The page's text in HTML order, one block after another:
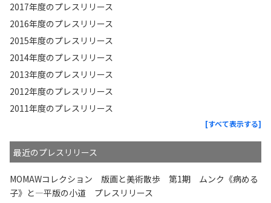
2017年度のプレスリリース
2016年度のプレスリリース
2015年度のプレスリリース
2014年度のプレスリリース
2013年度のプレスリリース
2012年度のプレスリリース
2011年度のプレスリリース
[すべて表示する]
最近のプレスリリース
MOMAWコレクション 版画と美術散歩 第1期 ムンク《病める
子》と—平版の小道 プレスリリース